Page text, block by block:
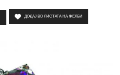
ДОДАЈ ВО ЛИСТАТА НА ЖЕЛБИ